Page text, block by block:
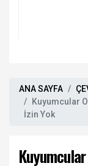
ANA SAYFA
Kuyumcular
İzin Yok